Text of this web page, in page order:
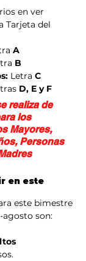
en ver
Tarjeta del
A
B
Letra C
D, E y F
realiza de
los
Mayores,
Personas
en este
este bimestre
son: